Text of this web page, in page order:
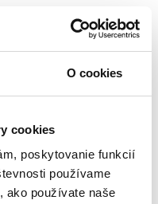
O cookies
cookies
poskytovanie funkcií
používame
ako používate naše